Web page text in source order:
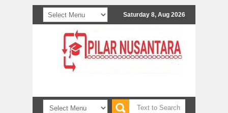
Saturday 8, Aug 2026